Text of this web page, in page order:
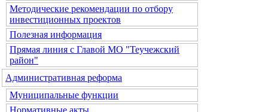
Методические рекомендации по отбору
инвестиционных проектов
Полезная информация
Прямая линия с Главой МО "Теучежский
район"
Административная реформа
Муниципальные функции
Нормативные акты